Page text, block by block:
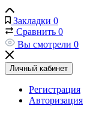
Закладки 0
Сравнить 0
Вы смотрели 0
Личный кабинет
Регистрация
Авторизация